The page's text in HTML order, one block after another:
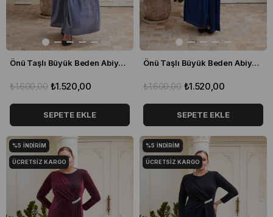
Önü Taşlı Büyük Beden Abiye Elbise İndigo
₺1.520,00
₺1.600,00
SEPETE EKLE
Önü Taşlı Büyük Beden Abiye Elbise Saks Mavisi
₺1.520,00
₺1.600,00
SEPETE EKLE
%5 İNDIRIM
ÜCRETSIZ KARGO
%5 İNDIRIM
ÜCRETSIZ KARGO